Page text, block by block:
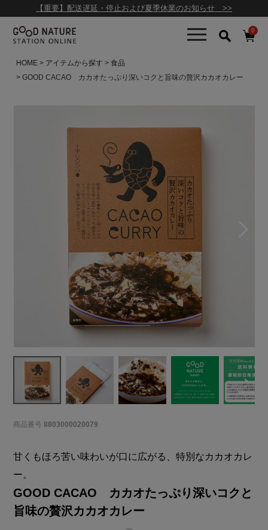
【重要】配送遅延・停止および夏季休業のお知らせ >>
0
HOME アイテムから探す
食品
GOOD CACAO カカオたっぷり深いコクと旨味の贅沢カカオカレー
商品番号 8803000020079
甘くもほろ苦い味わいが口に広がる、特別なカカオカレ
ー。
GOOD CACAO カカオたっぷり深いコクと
旨味の贅沢カカオカレー